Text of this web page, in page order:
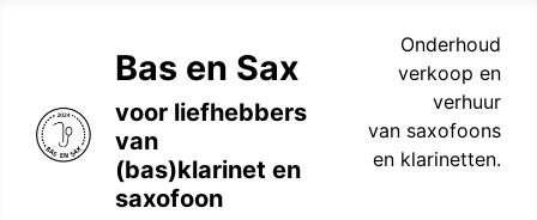
Bas en Sax
voor liefhebbers
van
(bas)klarinet en
saxofoon
Onderhoud
verkoop en
verhuur
van saxofoons
en klarinetten.